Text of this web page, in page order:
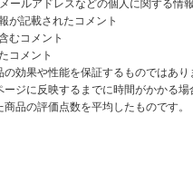
ールアドレスなどの個人に関する情
が記載されたコメント
むコメント
コメント
の効果や性能を保証するものではあり
ージに反映するまでに時間がかかる
商品の評価点数を平均したものです